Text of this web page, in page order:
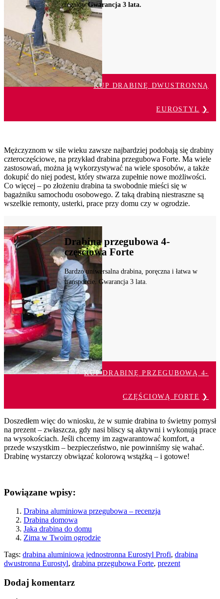
regałów.Gwarancja 3 lata.
KUP DRABINĘ DWUSTRONNĄ
EUROSTYL
Mężczyznom w sile wieku zawsze najbardziej podobają się drabiny
czteroczęściowe, na przykład drabina przegubowa Forte. Ma wiele
zastosowań, można ją wykorzystywać na wiele sposobów, a także
dokupić do niej podest, który stwarza zupełnie nowe możliwości.
Co więcej – po złożeniu drabina ta swobodnie mieści się w
bagażniku samochodu osobowego. Z taką drabiną niestraszne są
wszelkie remonty, usterki, prace przy domu czy w ogrodzie.
Drabina przegubowa 4-
częściowa Forte
Bardzo uniwersalna drabina, poręczna i łatwa w
transporcie. Gwarancja 3 lata.
KUP DRABINĘ PRZEGUBOWĄ 4-
CZĘŚCIOWĄ FORTE
Doszedłem więc do wniosku, że w sumie drabina to świetny pomysł
na prezent – zwłaszcza, gdy nasi bliscy są aktywni i wykonują prace
na wysokościach. Jeśli chcemy im zagwarantować komfort, a
przede wszystkim – bezpieczeństwo, nie powinniśmy się wahać.
Drabinę wystarczy obwiązać kolorową wstążką – i gotowe!
Powiązane wpisy:
Drabina aluminiowa przegubowa – recenzja
Drabina domowa
Jaka drabina do domu
Zima w Twoim ogrodzie
Tags: drabina aluminiowa jednostronna Eurostyl Profi, drabina
dwustronna Eurostyl, drabina przegubowa Forte, prezent
Dodaj komentarz